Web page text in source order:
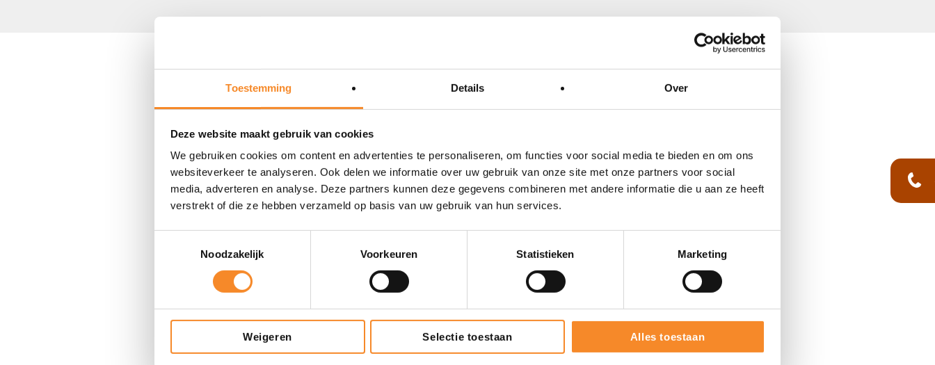
Toestemming Details Over
Deze website maakt gebruik van cookies
We gebruiken cookies om content en advertenties te personaliseren, om functies voor social media te bieden en om ons
websiteverkeer te analyseren. Ook delen we informatie over uw gebruik van onze site met onze partners voor social
media, adverteren en analyse. Deze partners kunnen deze gegevens combineren met andere informatie die u aan ze heeft
verstrekt of die ze hebben verzameld op basis van uw gebruik van hun services.
Noodzakelijk
Voorkeuren Statistieken Marketing
Weigeren Selectie toestaan Alles toestaan
Neem contact op
Bel me terug voor meer informatie Ik wil me inschrijven voor deze training
Akkoord